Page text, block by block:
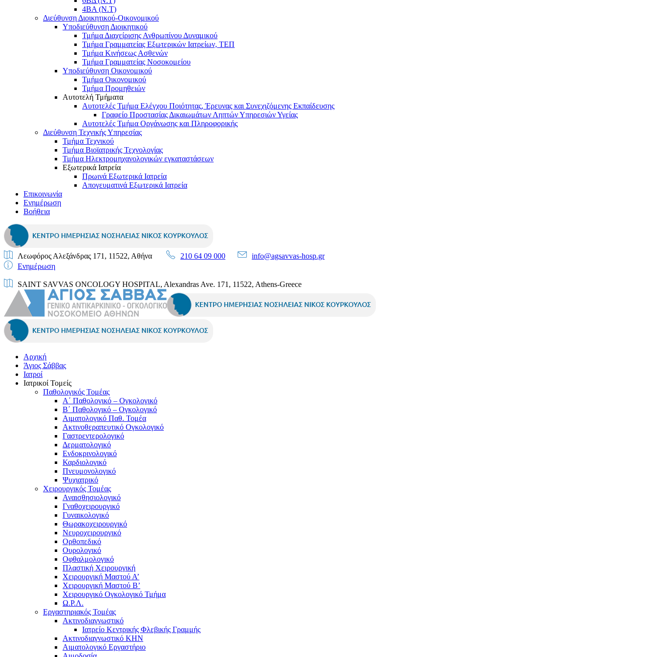
4ΒΑ (Ν.Τ)
Διεύθυνση Διοικητικού-Οικονομικού
Υποδιεύθυνση Διοικητικού
Τμήμα Διαχείρισης Ανθρωπίνου Δυναμικού
Τμήμα Γραμματείας Εξωτερικών Ιατρείων, ΤΕΠ
Τμήμα Κινήσεως Ασθενών
Τμήμα Γραμματείας Νοσοκομείου
Υποδιεύθυνση Οικονομικού
Τμήμα Οικονομικού
Τμήμα Προμηθειών
Αυτοτελή Τμήματα
Αυτοτελές Τμήμα Ελέγχου Ποιότητας, Έρευνας και Συνεχιζόμενης Εκπαίδευσης
Γραφείο Προστασίας Δικαιωμάτων Ληπτών Υπηρεσιών Υγείας
Αυτοτελές Τμήμα Οργάνωσης και Πληροφορικής
Διεύθυνση Τεχνικής Υπηρεσίας
Τμήμα Τεχνικού
Τμήμα Βιοϊατρικής Τεχνολογίας
Τμήμα Ηλεκτρομηχανολογικών εγκαταστάσεων
Εξωτερικά Ιατρεία
Πρωινά Εξωτερικά Ιατρεία
Απογευματινά Εξωτερικά Ιατρεία
Επικοινωνία
Ενημέρωση
Βοήθεια
Λεωφόρος Αλεξάνδρας 171, 11522, Αθήνα 210 64 09 000
info@agsavvas-hosp.gr
Ενημέρωση
SAINT SAVVAS ONCOLOGY HOSPITAL, Alexandras Ave. 171, 11522, Athens-Greece
Αρχική
Άγιος Σάββας
Ιατροί
Ιατρικοί Τομείς
Παθολογικός Τομέας
Α΄ Παθολογικό – Ογκολογικό
Β΄ Παθολογικό – Ογκολογικό
Αιματολογικό Παθ. Τομέα
Ακτινοθεραπευτικό Ογκολογικό
Γαστρεντερολογικό
Δερματολογικό
Ενδοκρινολογικό
Καρδιολογικό
Πνευμονολογικό
Ψυχιατρικό
Χειρουργικός Τομέας
Αναισθησιολογικό
Γναθοχειρουργικό
Γυναικολογικό
Θωρακοχειρουργικό
Νευροχειρουργικό
Ορθοπεδικό
Ουρολογικό
Οφθαλμολογικό
Πλαστική Χειρουργική
Χειρουργική Μαστού Α’
Χειρουργική Μαστού Β’
Χειρουργικό Ογκολογικό Τμήμα
Ω.Ρ.Λ.
Εργαστηριακός Τομέας
Ακτινοδιαγνωστικό
Ιατρείο Κεντρικής Φλεβικής Γραμμής
Ακτινοδιαγνωστικό ΚΗΝ
Αιματολογικό Εργαστήριο